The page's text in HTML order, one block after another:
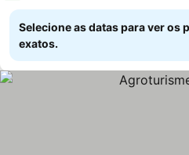
Selecione as datas para ver os
exatos.